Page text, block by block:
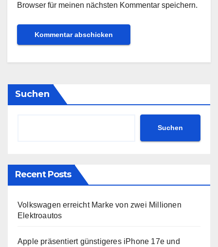
Browser für meinen nächsten Kommentar speichern.
Suchen
Suchen
Recent Posts
Volkswagen erreicht Marke von zwei Millionen
Elektroautos
Apple präsentiert günstigeres iPhone 17e und